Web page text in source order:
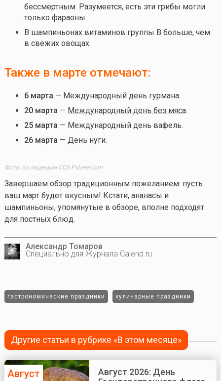
бессмертным. Разумеется, есть эти грибы могли
только фараоны.
В шампиньонах витаминов группы B больше, чем
в свежих овощах.
Также в марте отмечают:
6 марта — Международный день гурмана.
20 марта — Международный день без мяса.
25 марта — Международный день вафель.
26 марта — День нуги.
Фото: по лицензии CC0 Pxhere.com
Завершаем обзор традиционным пожеланием: пусть
ваш март будет вкусным! Кстати, ананасы и
шампиньоны, упомянутые в обзоре, вполне подходят
для постных блюд.
Александр Томаров
Специально для Журнала Calend.ru
гастрономические праздники кулинарные праздники
Другие статьи в рубрике «В этом месяце»
Август
Август 2026: День